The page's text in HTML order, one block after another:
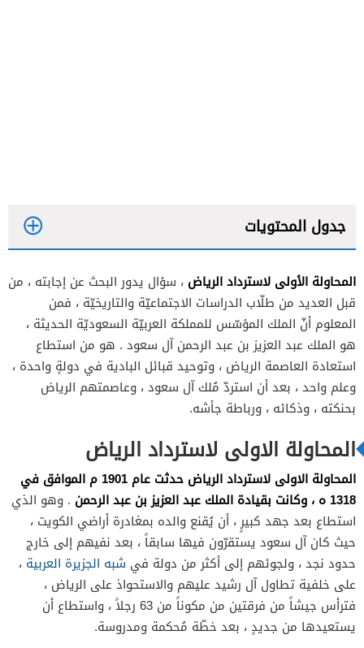
جدول المحتويات
المحاولة الأولى لاسترداد الرياض ، سؤال يدور البحث عن إجابته ، من
قبل العديد من طلّاب الدراسات الاجتماعيّة والتاريخيّة ، فمن
المعلوم أنّ الملك المؤسّس للمملكة العربيّة السعوديّة الحديثة ،
هو الملك عبد العزيز بن عبد الرحمن آل سعود . هو من استطاع
استعادة العاصمة الرياض ، وتوحيد قبائل البادية في دولةٍ واحدة ،
وعلم واحد ، بعد أن استردّ مُلك آل سعود ، وعاصمتهم الرياض
بحنكته ، وذكائه ، ورباطة جأشه.
المحاولة الاولى لاسترداد الرياض
المحاولة الاولى لاسترداد الرياض حدثت عام 1901 م الموافق في
1318 ه ، وكانت بقيادة الملك عبد العزيز بن عبد الرحمن
. وهو الذي
استطاع بعد جهد كبيرٍ ، أن يُقنع والده بمغادرة أراضي الكويت ،
حيث كان آل سعود يستقرّون فيها سابقاً ، بعد نفيهم إلى خارج
حدود نجد ، ولجوئهم إلى أكثر من دولة في شبه الجزيرة العربية ،
على خلفية تطاول آل رشيد عليهم والاستحواذ على الرياض ،
فترأس جيشاً من فرقتين من مكوناً من 63 رجلاً ، واستطاع أن
يستعيدها من جديدٍ ، بعد خطّة مُحكمة ومدروسة.